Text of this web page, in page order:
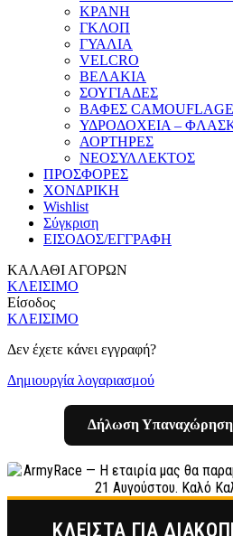
ΚΡΑΝΗ
ΓΚΛΟΠ
ΓΥΑΛΙΑ
VELCRO
ΒΕΛΑΚΙΑ
ΣΟΥΓΙΑΔΕΣ
ΒΑΦΕΣ CAMOUFLAGE
ΥΔΡΟΔΟΧΕΙΑ –
ΑΟΡΤΗΡΕΣ
ΝΕΟΣΥΛΛΕΚΤΟΣ
ΠΡΟΣΦΟΡΕΣ
ΧΟΝΔΡΙΚΗ
Wishlist
Σύγκριση
ΕΙΣΟΔΟΣ/ΕΓΓΡΑΦΗ
ΚΑΛΑΘΙ ΑΓΟΡΩΝ
ΚΛΕΙΣΙΜΟ
Είσοδος
ΚΛΕΙΣΙΜΟ
Δεν έχετε κάνει εγγραφή?
Δημιουργία λογαριασμού
Δήλωση
ΚΛΕΙΣΤΆ ΓΙΑ